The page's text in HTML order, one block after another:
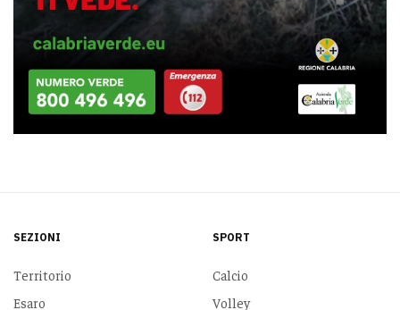
SEZIONI
Territorio
Esaro
SPORT
Calcio
Volley